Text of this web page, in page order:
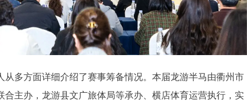
多方面详细介绍了赛事筹备情况。本届龙游半马由衢州市
合主办，龙游县文广旅体局等承办、横店体育运营执行，实